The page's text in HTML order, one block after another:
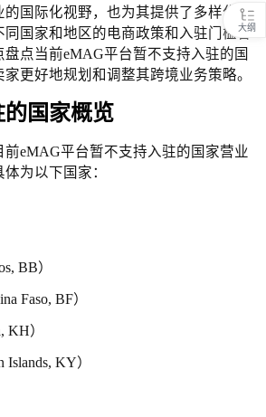
的国际化视野，也为其提供了多样化的
同国家和地区的电商政策和入驻门槛各
点当前eMAG平台暂不支持入驻的国
更好地规划和调整其跨境业务策略。
国家概览
eMAG平台暂不支持入驻的国家营业
为以下国家：
BB）
Faso, BF）
KH）
Islands, KY）
大纲